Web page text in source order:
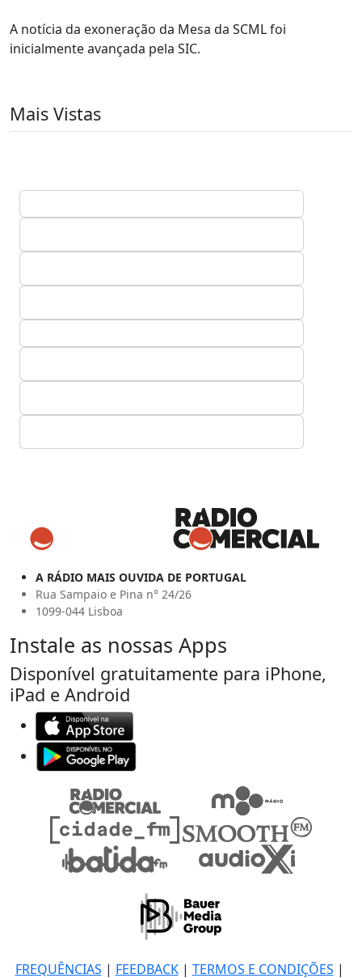
A notícia da exoneração da Mesa da SCML foi
inicialmente avançada pela SIC.
Mais Vistas
A RÁDIO MAIS OUVIDA DE PORTUGAL
Rua Sampaio e Pina n° 24/26
1099-044 Lisboa
Instale as nossas Apps
Disponível gratuitamente para iPhone,
iPad e Android
FREQUÊNCIAS | FEEDBACK| TERMOS E CONDIÇÕES |